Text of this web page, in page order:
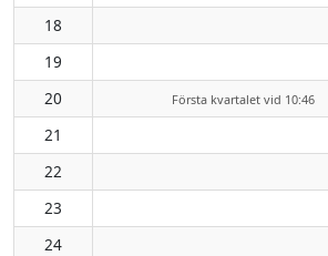
18
19
20 Första kvartalet vid 10:46
21
22
23
24